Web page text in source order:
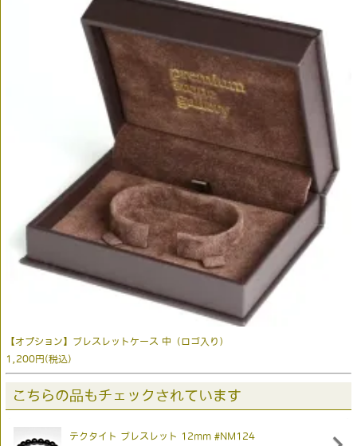
【オプション】ブレスレットケース 中（ロゴ入り）
1,200円(税込)
こちらの品もチェックされています
テクタイト ブレスレット 12mm #NM124